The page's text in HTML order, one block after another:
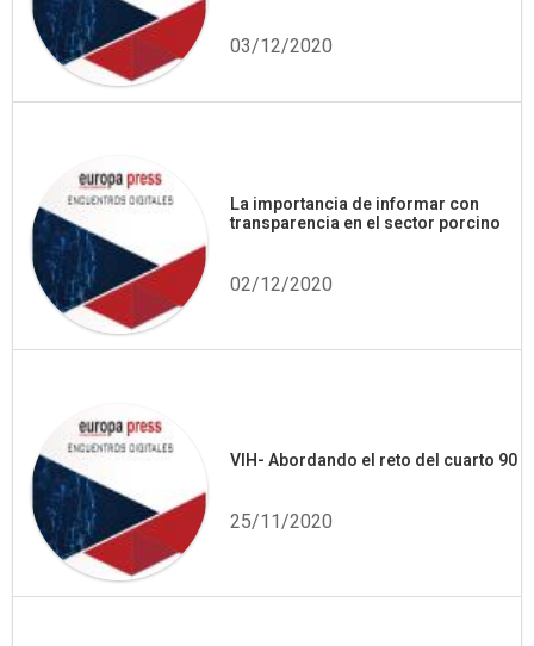
03/12/2020
La importancia de informar con
transparencia en el sector porcino
02/12/2020
VIH- Abordando el reto del cuarto 90
25/11/2020